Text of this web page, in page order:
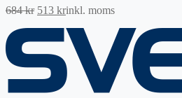
684kr Det
684 kr.
513 krDet
priset
är:
513 kr.
inkl. moms